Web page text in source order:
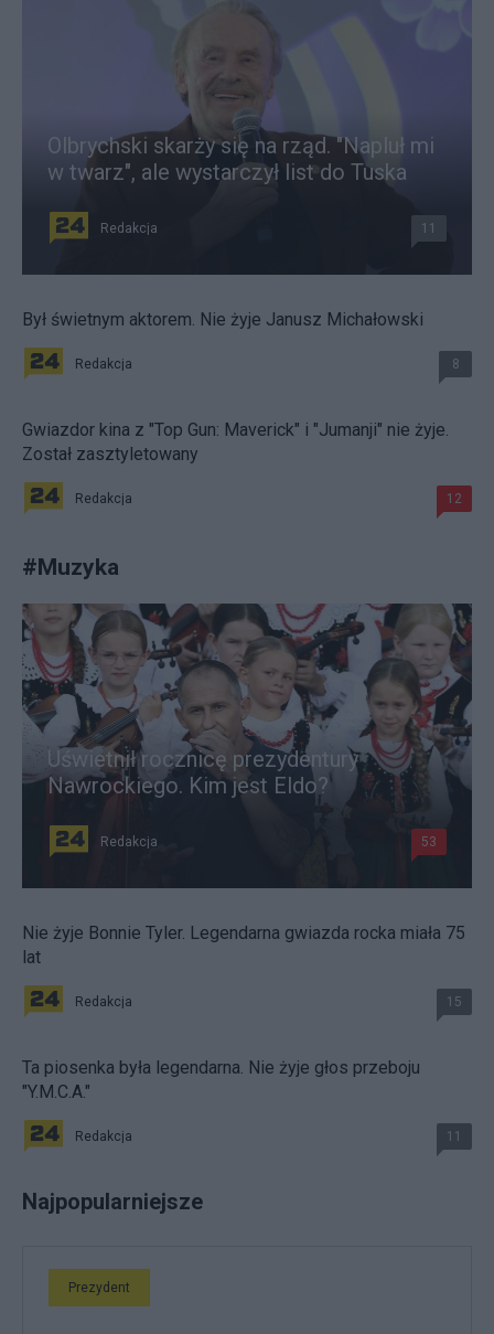
Olbrychski skarży się na rząd. "Napluł mi
w twarz", ale wystarczył list do Tuska
Redakcja 11
Był świetnym aktorem. Nie żyje Janusz Michałowski
Redakcja 8
Gwiazdor kina z "Top Gun: Maverick" i "Jumanji" nie żyje.
Został zasztyletowany
Redakcja 12
#Muzyka
Uświetnił rocznicę prezydentury
Nawrockiego. Kim jest Eldo?
Redakcja 53
Nie żyje Bonnie Tyler. Legendarna gwiazda rocka miała 75
lat
Redakcja 15
Ta piosenka była legendarna. Nie żyje głos przeboju
"Y.M.C.A."
Redakcja 11
Najpopularniejsze
Prezydent